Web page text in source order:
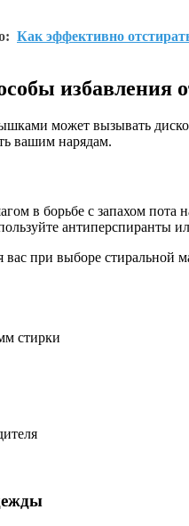
Как эффективно
избавления
может вызывать
вашим нарядам.
в борьбе с запахом пота
антиперспиранты
при выборе стиральной
стирки